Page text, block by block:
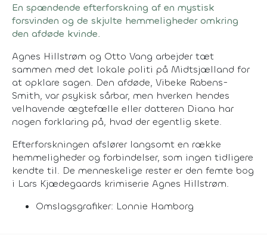
En spændende efterforskning af en mystisk
forsvinden og de skjulte hemmeligheder omkring
den afdøde kvinde.
Agnes Hillstrøm og Otto Vang arbejder tæt
sammen med det lokale politi på Midtsjælland for
at opklare sagen. Den afdøde, Vibeke Rabens-
Smith, var psykisk sårbar, men hverken hendes
velhavende ægtefælle eller datteren Diana har
nogen forklaring på, hvad der egentlig skete.
Efterforskningen afslører langsomt en række
hemmeligheder og forbindelser, som ingen tidligere
kendte til. De menneskelige rester er den femte bog
i Lars Kjædegaards krimiserie Agnes Hillstrøm.
Omslagsgrafiker: Lonnie Hamborg